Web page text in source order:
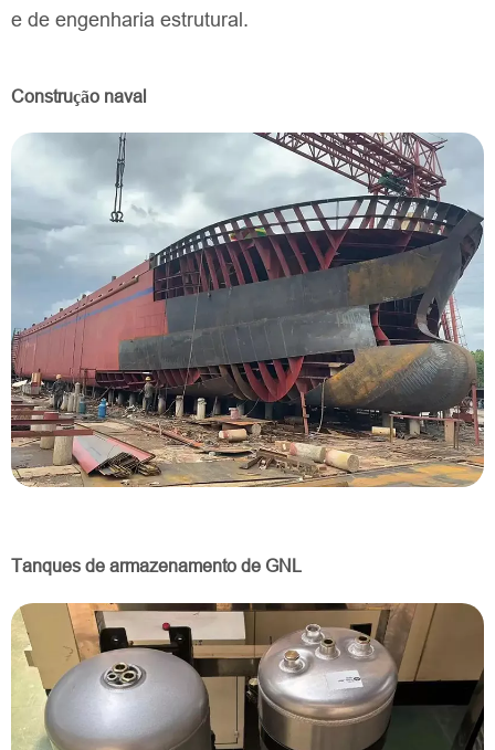
e de engenharia estrutural.
Construção naval
Tanques de armazenamento de GNL